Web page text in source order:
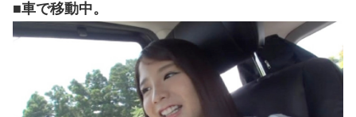
■車で移動中。